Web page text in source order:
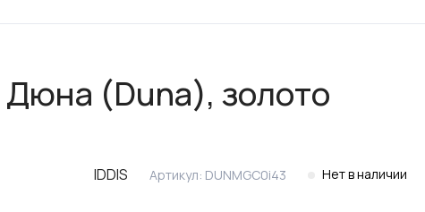
Инсталляции
(Duna), золото
IDDIS Артикул: DUNMGC0i43 Нет в наличии